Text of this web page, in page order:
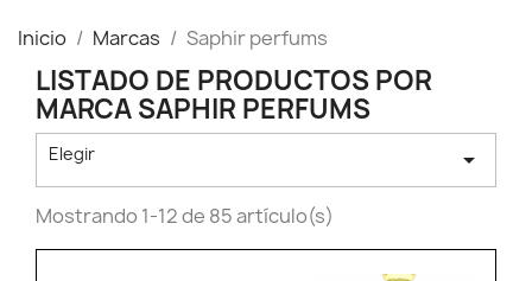
Inicio Marcas Saphir perfums
LISTADO DE PRODUCTOS POR
MARCA SAPHIR PERFUMS
Elegir 
Mostrando 1-12 de 85 artículo(s)